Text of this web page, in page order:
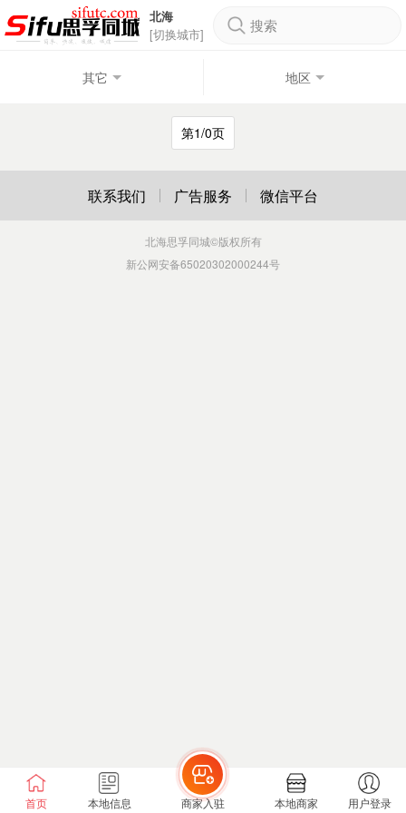
北海
[切换城市]
搜索
其它 地区
第1/0页
首页 本地信息 商家入驻 本地商家 用户登录
联系我们 广告服务 微信平台
北海思孚同城©版权所有
新公网安备65020302000244号